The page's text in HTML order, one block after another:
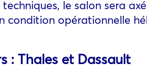
le salon sera
opérationnelle
: Thales et Dassault